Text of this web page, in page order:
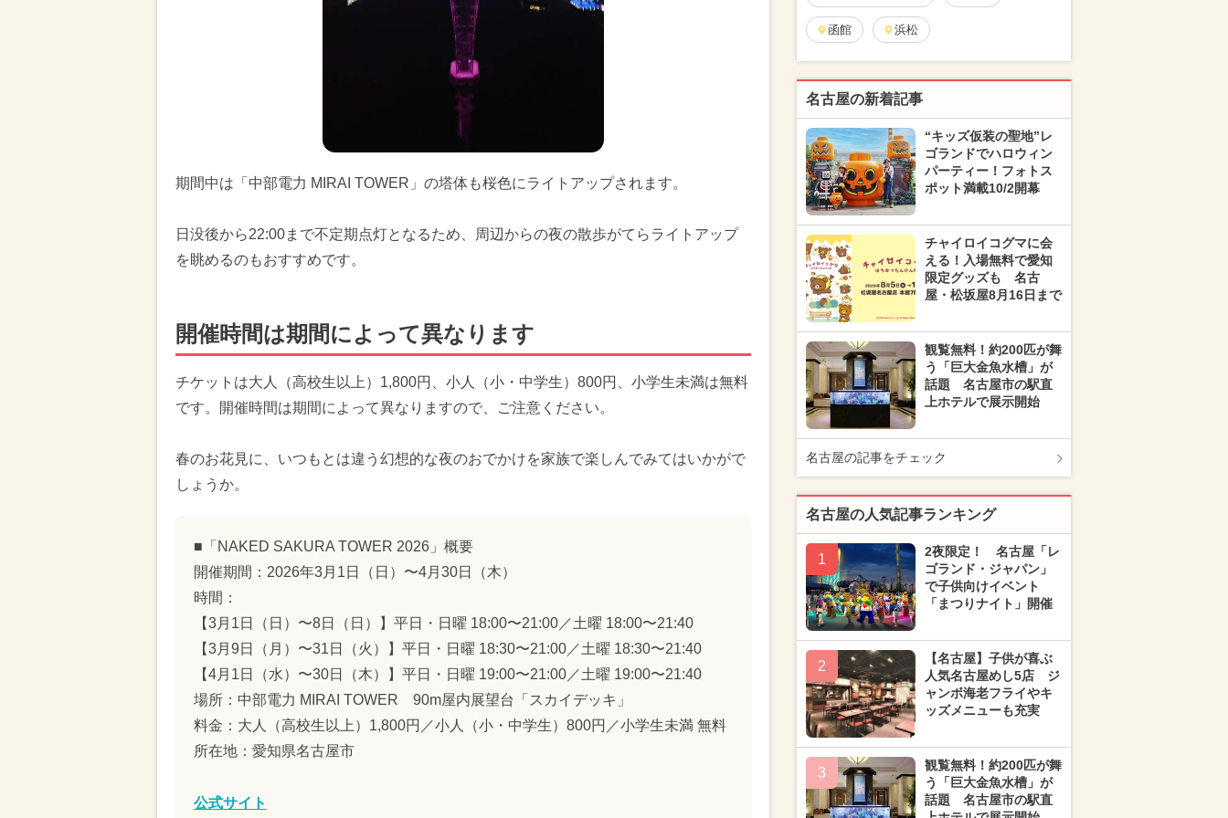
期間中は「中部電力 MIRAI TOWER」の塔体も桜色にライトアップされます。
日没後から22:00まで不定期点灯となるため、周辺からの夜の散歩がてらライトアップ
を眺めるのもおすすめです。
開催時間は期間によって異なります
チケットは大人（高校生以上）1,800円、小人（小・中学生）800円、小学生未満は無料
です。開催時間は期間によって異なりますので、ご注意ください。
春のお花見に、いつもとは違う幻想的な夜のおでかけを家族で楽しんでみてはいかがで
しょうか。
■「NAKED SAKURA TOWER 2026」概要
開催期間：2026年3月1日（日）〜4月30日（木）
時間：
【3月1日（日）〜8日（日）】平日・日曜 18:00〜21:00／土曜 18:00〜21:40
【3月9日（月）〜31日（火）】平日・日曜 18:30〜21:00／土曜 18:30〜21:40
【4月1日（水）〜30日（木）】平日・日曜 19:00〜21:00／土曜 19:00〜21:40
場所：中部電力 MIRAI TOWER 90m屋内展望台「スカイデッキ」
料金：大人（高校生以上）1,800円／小人（小・中学生）800円／小学生未満 無料
所在地：愛知県名古屋市
公式サイト
函館 浜松
名古屋の新着記事
“キッズ仮装の聖地”レ
ゴランドでハロウィン
パーティー！フォトス
ポット満載10/2開幕
チャイロイコグマに会
える！入場無料で愛知
限定グッズも 名古
屋・松坂屋8月16日まで
観覧無料！約200匹が舞
う「巨大金魚水槽」が
話題 名古屋市の駅直
上ホテルで展示開始
名古屋の記事をチェック
名古屋の人気記事ランキング
1
2夜限定！ 名古屋「レ
ゴランド・ジャパン」
で子供向けイベント
「まつりナイト」開催
2
【名古屋】子供が喜ぶ
人気名古屋めし5店 ジ
ャンボ海老フライやキ
ッズメニューも充実
3
観覧無料！約200匹が舞
う「巨大金魚水槽」が
話題 名古屋市の駅直